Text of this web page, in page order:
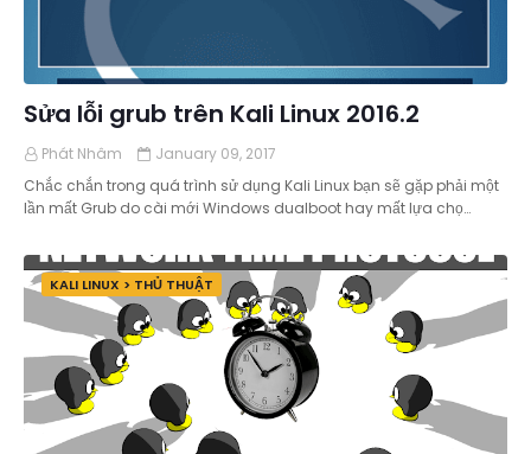
Sửa lỗi grub trên Kali Linux 2016.2
Phát Nhâm
January 09, 2017
Chắc chắn trong quá trình sử dụng Kali Linux bạn sẽ gặp phải một
lần mất Grub do cài mới Windows dualboot hay mất lựa chọ…
KALI LINUX > THỦ THUẬT